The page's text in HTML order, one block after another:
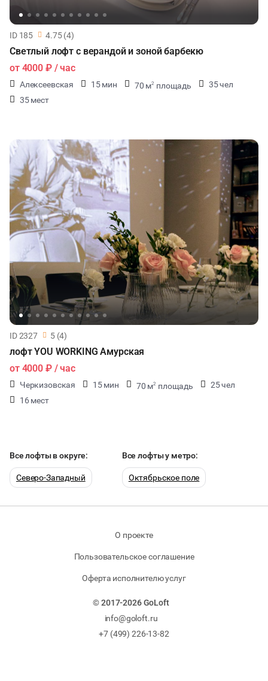
ID 185 4.75 (4)
Светлый лофт с верандой и зоной барбекю
от 4000 ₽/ час
Алексеевская 15 мин 70 м2 площадь
35 чел
35 мест
ID 2327 5 (4)
лофт YOU WORKING Амурская
от 4000 ₽/ час
Черкизовская 15 мин 70 м2 площадь
25 чел
16 мест
Все лофты в округе:
Северо-Западный
Все лофты у метро:
Октябрьское поле
О проекте
Пользовательское соглашение
Оферта исполнителю услуг
© 2017-2026 GoLoft
info@goloft.ru
+7 (499) 226-13-82